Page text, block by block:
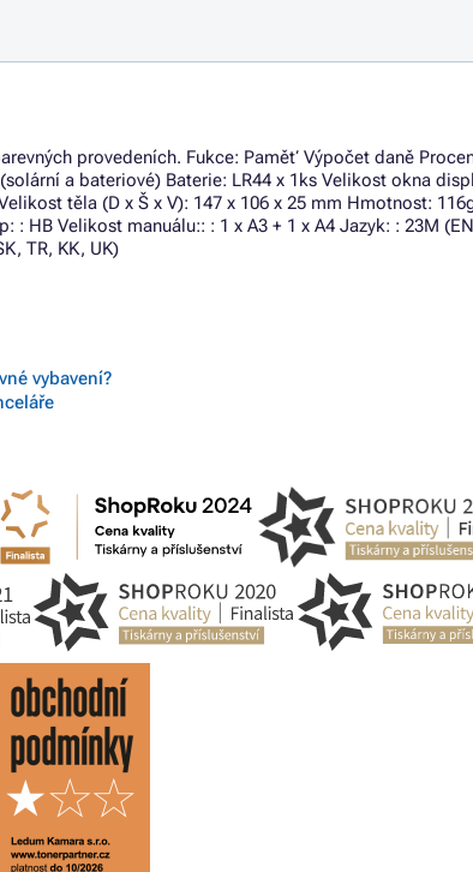
provedeních. Fukce: Paměť Výpočet daně
a bateriové) Baterie: LR44 x 1ks Velikost okna
těla (D x Š x V): 147 x 106 x 25 mm Hmotnost:
HB Velikost manuálu:: : 1 x A3 + 1 x A4 Jazyk: : 23M
TR, KK, UK)
vybavení?